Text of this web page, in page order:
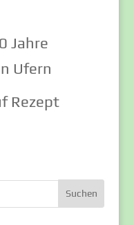
Jahre
Ufern
Rezept